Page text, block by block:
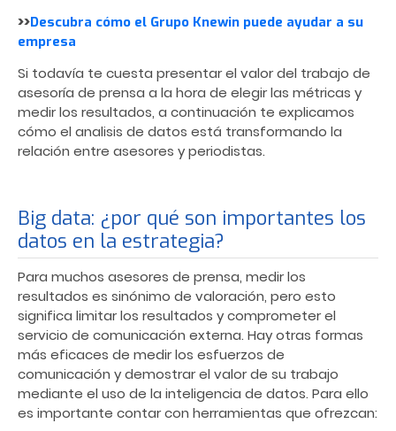
>>Descubra cómo el Grupo Knewin puede ayudar a su
empresa
Si todavía te cuesta presentar el valor del trabajo de
asesoría de prensa a la hora de elegir las métricas y
medir los resultados, a continuación te explicamos
cómo el analisis de datos está transformando la
relación entre asesores y periodistas.
Big data: ¿por qué son importantes los
datos en la estrategia?
Para muchos asesores de prensa, medir los
resultados es sinónimo de valoración, pero esto
significa limitar los resultados y comprometer el
servicio de comunicación externa. Hay otras formas
más eficaces de medir los esfuerzos de
comunicación y demostrar el valor de su trabajo
mediante el uso de la inteligencia de datos. Para ello
es importante contar con herramientas que ofrezcan: